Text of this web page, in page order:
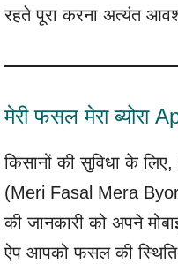
रहते पूरा करना अत्यंत
मेरी फसल मेरा ब्योरा
किसानों की सुविधा के
(Meri Fasal Mera
की जानकारी को अपने
ऐप आपको फसल की